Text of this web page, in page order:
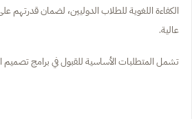
الكفاءة اللغوية للطلاب الدوليين، لضمان قدرتهم
عالية.
تشمل المتطلبات الأساسية للقبول في برامج تصميم